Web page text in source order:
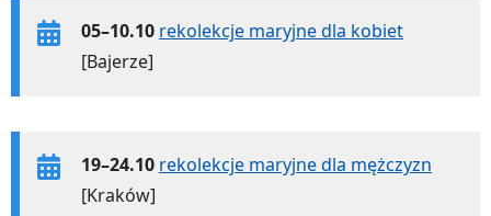
05–10.10 rekolekcje maryjne dla kobiet
[Bajerze]
19–24.10 rekolekcje maryjne dla mężczyzn
[Kraków]